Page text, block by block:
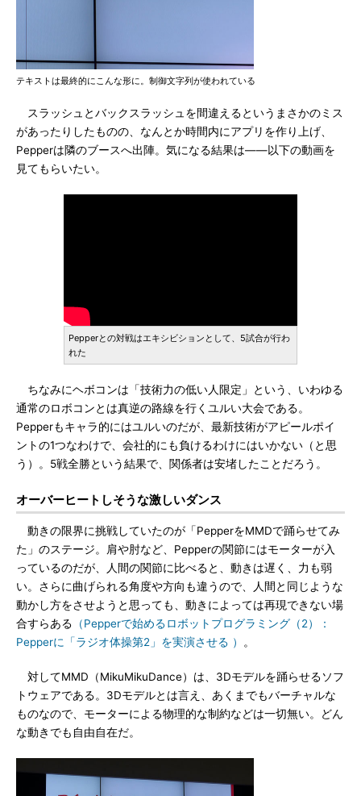
テキストは最終的にこんな形に。制御文字列が使われている
スラッシュとバックスラッシュを間違えるというまさかのミス
があったりしたものの、なんとか時間内にアプリを作り上げ、
Pepperは隣のブースへ出陣。気になる結果は――以下の動画を
見てもらいたい。
Pepperとの対戦はエキシビションとして、5試合が行わ
れた
ちなみにヘボコンは「技術力の低い人限定」という、いわゆる
通常のロボコンとは真逆の路線を行くユルい大会である。
Pepperもキャラ的にはユルいのだが、最新技術がアピールポイ
ントの1つなわけで、会社的にも負けるわけにはいかない（と思
う）。5戦全勝という結果で、関係者は安堵したことだろう。
オーバーヒートしそうな激しいダンス
動きの限界に挑戦していたのが「PepperをMMDで踊らせてみ
た」のステージ。肩や肘など、Pepperの関節にはモーターが入
っているのだが、人間の関節に比べると、動きは遅く、力も弱
い。さらに曲げられる角度や方向も違うので、人間と同じような
動かし方をさせようと思っても、動きによっては再現できない場
合すらある （Pepperで始めるロボットプログラミング（2）：
Pepperに「ラジオ体操第2」を実演させる ）
。
対してMMD（MikuMikuDance）は、3Dモデルを踊らせるソフ
トウェアである。3Dモデルとは言え、あくまでもバーチャルな
ものなので、モーターによる物理的な制約などは一切無い。どん
な動きでも自由自在だ。